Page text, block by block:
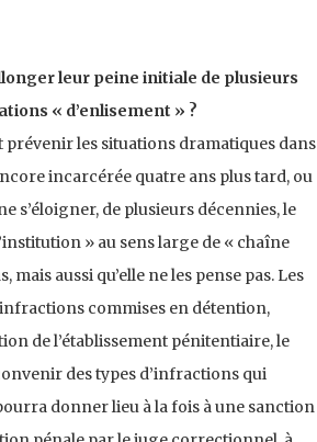
leur peine initiale de plusieurs
« d’enlisement » ?
prévenir les situations dramatiques dans
incarcérée quatre ans plus tard, ou
s’éloigner, de plusieurs décennies, le
» au sens large de « chaîne
aussi qu’elle ne les pense pas. Les
commises en détention,
de l’établissement pénitentiaire, le
des types d’infractions qui
donner lieu à la fois à une sanction